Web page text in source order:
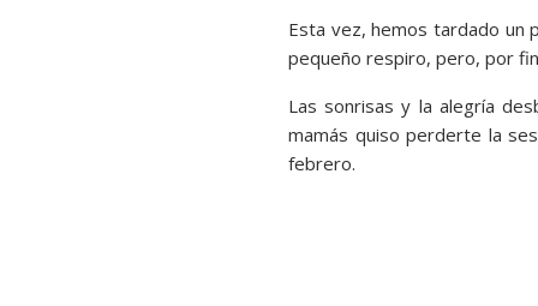
Esta vez, hemos tardado un
pequeño respiro, pero, por
Las sonrisas y la alegría
mamás quiso perderte la
febrero.